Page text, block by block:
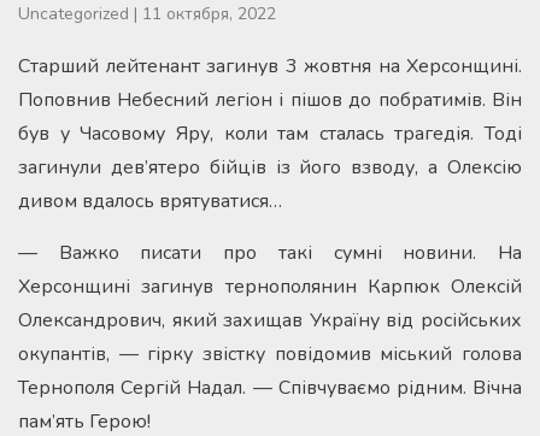
Uncategorized | 11 октября, 2022
Старший лейтенант загинув 3 жовтня на Херсонщині.
Поповнив Небесний легіон і пішов до побратимів. Він
був у Часовому Яру, коли там сталась трагедія. Тоді
загинули дев’ятеро бійців із його взводу, а Олексію
дивом вдалось врятуватися…
— Важко писати про такі сумні новини. На
Херсонщині загинув тернополянин Карпюк Олексій
Олександрович, який захищав Україну від російських
окупантів, — гірку звістку повідомив міський голова
Тернополя Сергій Надал. — Співчуваємо рідним. Вічна
пам’ять Герою!